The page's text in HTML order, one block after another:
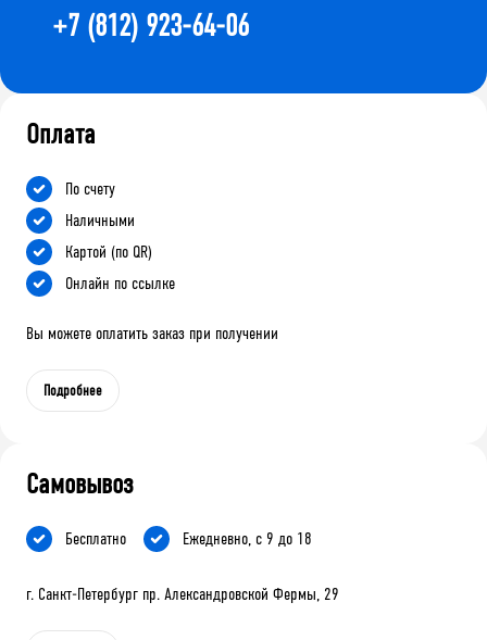
+7 (812) 923-64-06
Оплата
По счету
Наличными
Картой (по QR)
Онлайн по ссылке
Вы можете оплатить заказ при получении
Подробнее
Самовывоз
Бесплатно Ежедневно, с 9 до 18
г. Санкт-Петербург пр. Александровской Фермы, 29